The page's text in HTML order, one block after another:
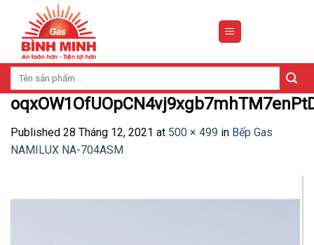
content
Published 28 Tháng 12, 2021 at 500 × 499 in Bếp Gas
NAMILUX NA-704ASM